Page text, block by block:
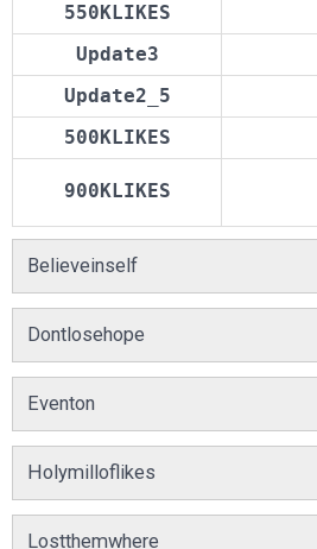
550KLIKES
Update2_5
500KLIKES
900KLIKES
Believeinself
Dontlosehope
Eventon
Holymilloflikes
Lostthemwhere